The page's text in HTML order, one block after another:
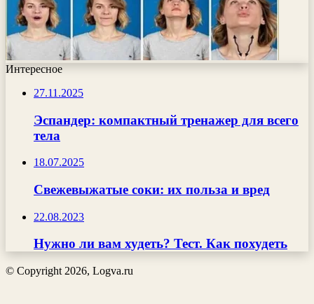
Интересное
27.11.2025
Эспандер: компактный тренажер для всего
тела
18.07.2025
Свежевыжатые соки: их польза и вред
22.08.2023
Нужно ли вам худеть? Тест. Как похудеть
© Copyright 2026, Logva.ru